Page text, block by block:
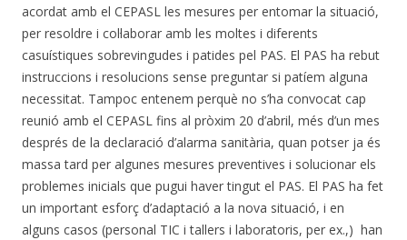
acordat amb el CEPASL les mesures per entomar la situació,
per resoldre i col·laborar amb les moltes i diferents
casuístiques sobrevingudes i patides pel PAS. El PAS ha rebut
instruccions i resolucions sense preguntar si patíem alguna
necessitat. Tampoc entenem perquè no s’ha convocat cap
reunió amb el CEPASL fins al pròxim 20 d’abril, més d’un mes
després de la declaració d’alarma sanitària, quan potser ja és
massa tard per algunes mesures preventives i solucionar els
problemes inicials que pugui haver tingut el PAS. El PAS ha fet
un important esforç d’adaptació a la nova situació, i en
alguns casos (personal TIC i tallers i laboratoris, per ex.,) han